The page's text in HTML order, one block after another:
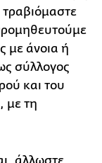
τραβιόμαστε
με άνοια ή
σύλλογος
και του
με τη
άλλωστε,